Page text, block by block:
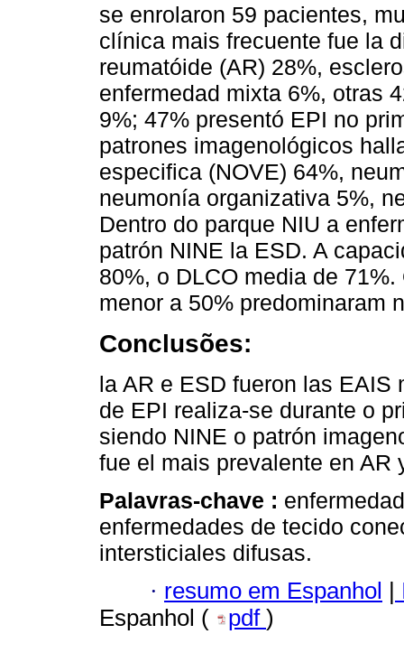
se enrolaron 59 pacientes,
clínica mais frecuente fue la
reumatóide (AR) 28%,
enfermedad mixta 6%, otras
9%; 47% presentó EPI no
patrones imagenológicos
especifica (NOVE) 64%,
neumonía organizativa 5%,
Dentro do parque NIU a
patrón NINE la ESD. A
80%, o DLCO media de
menor a 50% predominaram
Conclusões:
la AR e ESD fueron las
de EPI realiza-se durante o
siendo NINE o patrón
fue el mais prevalente en AR
Palavras-chave :
enfermedades de tecido
intersticiales difusas.
· resumo em Espanhol
Espanhol (
pdf )